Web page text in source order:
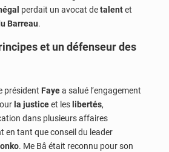
perdait un avocat detalentet
Barreau.
et un défenseur des
président Fayea salué l’engagement
la justiceet les libertés,
dans plusieurs affaires
en tant que conseil du leader
. Me Bâ était reconnu pour son